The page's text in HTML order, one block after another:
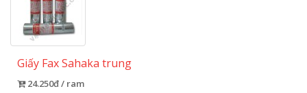
Giấy Fax Sahaka trung
24.250đ / ram